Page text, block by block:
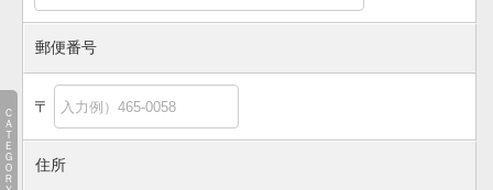
郵便番号
〒
住所
ＣＡＴＥＧＯＲＹ